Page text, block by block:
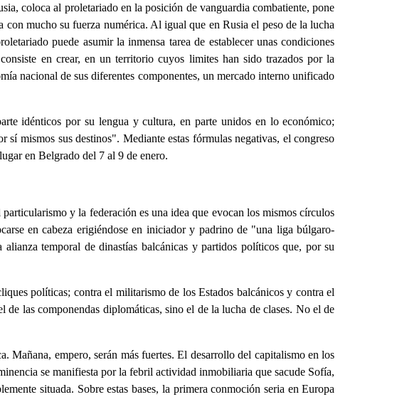
coloca al proletariado en la posición de vanguardia combatiente, pone
mucho su fuerza numérica. Al igual que en Rusia el peso de la lucha
puede asumir la inmensa tarea de establecer unas condiciones
en crear, en un territorio cuyos limites han sido trazados por la
nacional de sus diferentes componentes, un mercado interno unificado
idénticos por su lengua y cultura, en parte unidos en lo económico;
mismos sus destinos". Mediante estas fórmulas negativas, el congreso
en Belgrado del 7 al 9 de enero.
y la federación es una idea que evocan los mismos círculos
en cabeza erigiéndose en iniciador y padrino de "una liga búlgaro-
temporal de dinastías balcánicas y partidos políticos que, por su
políticas; contra el militarismo de los Estados balcánicos y contra el
las componendas diplomáticas, sino el de la lucha de clases. No el de
Mañana, empero, serán más fuertes. El desarrollo del capitalismo en los
se manifiesta por la febril actividad inmobiliaria que sacude Sofía,
situada. Sobre estas bases, la primera conmoción seria en Europa